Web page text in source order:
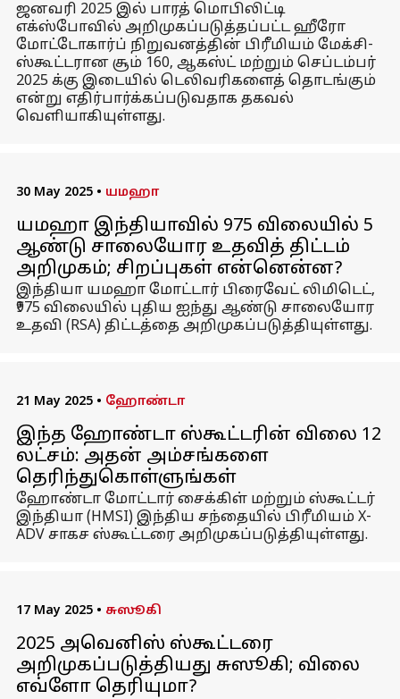
ஜனவரி 2025 இல் பாரத் மொபிலிட்டி
எக்ஸ்போவில் அறிமுகப்படுத்தப்பட்ட ஹீரோ
மோட்டோகார்ப் நிறுவனத்தின் பிரீமியம் மேக்சி-
ஸ்கூட்டரான சூம் 160, ஆகஸ்ட் மற்றும் செப்டம்பர்
2025 க்கு இடையில் டெலிவரிகளைத் தொடங்கும்
என்று எதிர்பார்க்கப்படுவதாக தகவல்
வெளியாகியுள்ளது.
30 May 2025 • யமஹா
யமஹா இந்தியாவில் ₹975 விலையில் 5
ஆண்டு சாலையோர உதவித் திட்டம்
அறிமுகம்; சிறப்புகள் என்னென்ன?
இந்தியா யமஹா மோட்டார் பிரைவேட் லிமிடெட்,
₹975 விலையில் புதிய ஐந்து ஆண்டு சாலையோர
உதவி (RSA) திட்டத்தை அறிமுகப்படுத்தியுள்ளது.
21 May 2025 • ஹோண்டா
இந்த ஹோண்டா ஸ்கூட்டரின் விலை ₹12
லட்சம்: அதன் அம்சங்களை
தெரிந்துகொள்ளுங்கள்
ஹோண்டா மோட்டார் சைக்கிள் மற்றும் ஸ்கூட்டர்
இந்தியா (HMSI) இந்திய சந்தையில் பிரீமியம் X-
ADV சாகச ஸ்கூட்டரை அறிமுகப்படுத்தியுள்ளது.
17 May 2025 • சுஸூகி
2025 அவெனிஸ் ஸ்கூட்டரை
அறிமுகப்படுத்தியது சுஸூகி; விலை
எவ்ளோ தெரியுமா?